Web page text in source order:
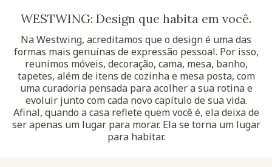
WESTWING: Design que habita em você.
Na Westwing, acreditamos que o design é uma das
formas mais genuínas de expressão pessoal. Por isso,
reunimos móveis, decoração, cama, mesa, banho,
tapetes, além de itens de cozinha e mesa posta, com
uma curadoria pensada para acolher a sua rotina e
evoluir junto com cada novo capítulo de sua vida.
Afinal, quando a casa reflete quem você é, ela deixa de
ser apenas um lugar para morar. Ela se torna um lugar
para habitar.